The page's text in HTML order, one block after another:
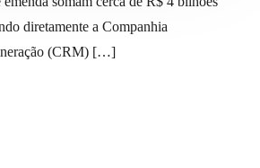
diretamente a Companhia
(CRM) […]